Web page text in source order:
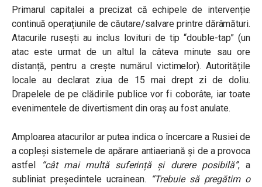
Primarul capitalei a precizat că echipele de intervenție
continuă operațiunile de căutare/salvare printre dărâmături.
Atacurile rusești au inclus lovituri de tip “double-tap” (un
atac este urmat de un altul la câteva minute sau ore
distanță, pentru a crește numărul victimelor). Autoritățile
locale au declarat ziua de 15 mai drept zi de doliu.
Drapelele de pe clădirile publice vor fi coborâte, iar toate
evenimentele de divertisment din oraș au fost anulate.
Amploarea atacurilor ar putea indica o încercare a Rusiei de
a copleși sistemele de apărare antiaeriană și de a provoca
astfel
“cât mai multă suferință și durere posibilă”, a
subliniat președintele ucrainean.
“Trebuie să pregătim o